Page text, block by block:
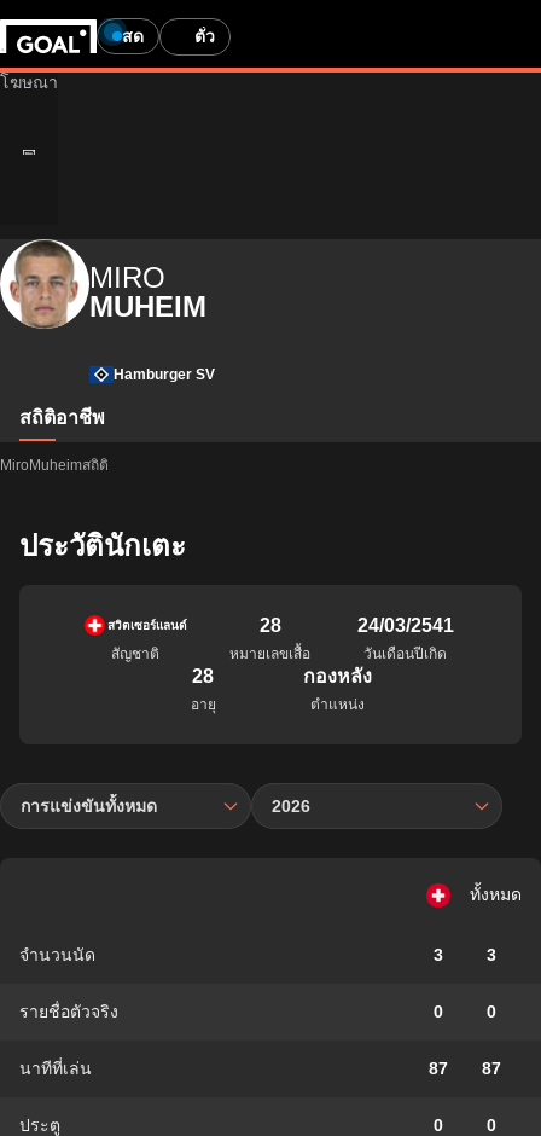
สด ตั๋ว
MIRO
MUHEIM
Hamburger SV
สถิติอาชีพ
MiroMuheimสถิติ
ประวัตินักเตะ
สวิตเซอร์แลนด์
สัญชาติ
28
หมายเลขเสื้อ
24/03/2541
วันเดือนปีเกิด
28
อายุ
กองหลัง
ตำแหน่ง
การแข่งขันทั้งหมด 2026
ทั้งหมด
จำนวนนัด 3 3
รายชื่อตัวจริง 0 0
นาทีที่เล่น 87 87
ประตู 0 0